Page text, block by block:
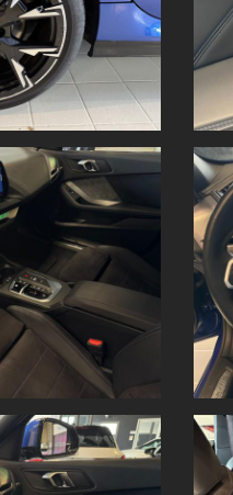
solo con offerta
usato inserite i dati e foto
364 a Torino, di fronte al
ragionevole sforzo per
Torino srl , fogli illustrativi in